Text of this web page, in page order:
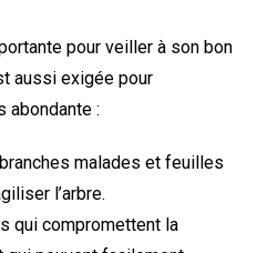
pour veiller à son bon
aussi exigée pour
abondante :
malades et feuilles
l’arbre.
qui compromettent la